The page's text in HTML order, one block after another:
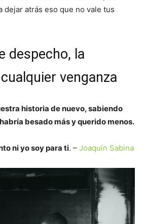
dejar atrás eso que no vale tus
despecho, la
venganza
historia de nuevo, sabiendo
besado más y querido menos.
ni yo soy para ti. – Joaquín Sabina